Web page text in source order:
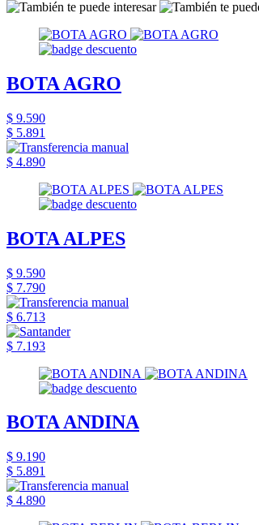
BOTA AGRO
$ 9.590
$ 5.891
$ 4.890
BOTA ALPES
$ 9.590
$ 7.790
$ 6.713
$ 7.193
BOTA ANDINA
$ 9.190
$ 5.891
$ 4.890